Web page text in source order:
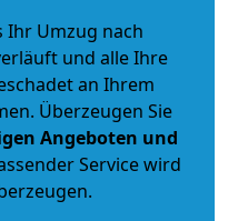
Ihr Umzug nach
und alle Ihre
an Ihrem
Überzeugen Sie
Angeboten und
Service wird